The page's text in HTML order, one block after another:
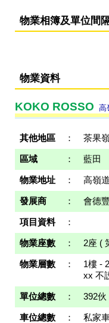
物業相簿及單位間
物業資料
KOKO ROSSO 高
其他地區 ： 茶果
區域 ： 藍田
物業地址 ： 高嶺
發展商 ： 會德豐
項目資料 ：
物業座數 ： 2座 (
物業層數 ：
1樓 -
xx 不
單位總數 ： 392伙
車位總數 ：
私家